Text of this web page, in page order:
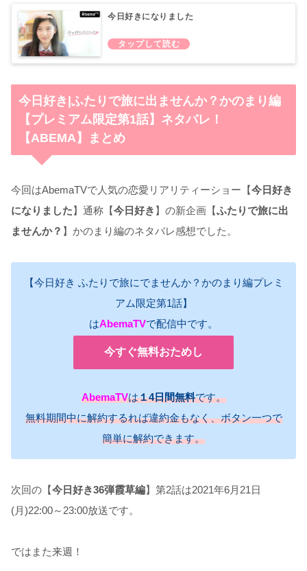
今日好きになりました
今日好き|ふたりで旅に出ませんか？かのまり編
【プレミアム限定第1話】ネタバレ！
【ABEMA】まとめ
今回はAbemaTVで人気の恋愛リアリティーショー【今日好き
になりました】通称【今日好き 】の新企画【ふたりで旅に出
ませんか？ 】かのまり編のネタバレ感想でした。
【今日好き ふたりで旅にでませんか？かのまり編プレミ
アム限定第1話】
はAbemaTVで配信中です。
今すぐ無料おためし
AbemaTVは１4日間無料です。
無料期間中に解約するれば違約金もなく、ボタン一つで
簡単に解約できます。
次回の【今日好き36弾霞草編】第2話は2021年6月21日
(月)22:00～23:00放送です。
ではまた来週！